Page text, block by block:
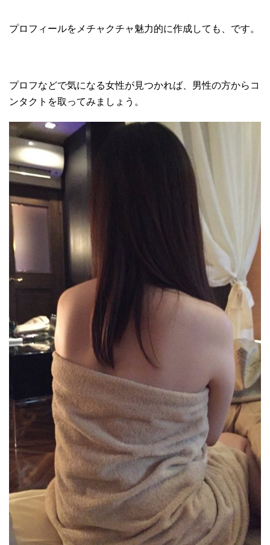
プロフィールをメチャクチャ魅力的に作成しても、です。
プロフなどで気になる女性が見つかれば、男性の方からコ
ンタクトを取ってみましょう。